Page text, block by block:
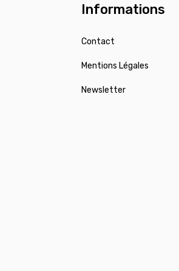
Informations
Contact
Mentions Légales
Newsletter